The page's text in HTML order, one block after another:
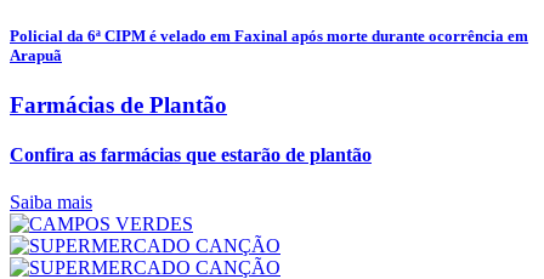
Policial da 6ª CIPM é velado em Faxinal após morte durante ocorrência em
Arapuã
Farmácias de Plantão
Confira as farmácias que estarão de plantão
Saiba mais